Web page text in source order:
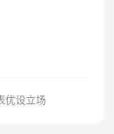
优设立场